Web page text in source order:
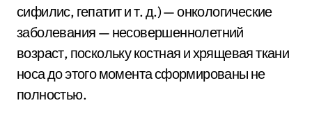
сифилис, гепатит и т. д.) — онкологические
заболевания — несовершеннолетний
возраст, поскольку костная и хрящевая ткани
носа до этого момента сформированы не
полностью.